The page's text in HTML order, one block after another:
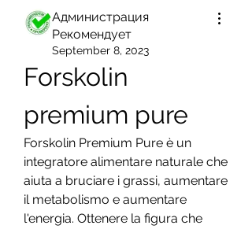
Администрация
Рекомендует
September 8, 2023
Forskolin
premium pure
Forskolin Premium Pure è un
integratore alimentare naturale che
aiuta a bruciare i grassi, aumentare
il metabolismo e aumentare
l'energia. Ottenere la figura che